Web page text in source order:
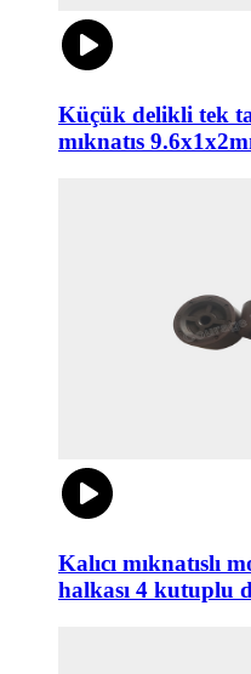
Küçük delikli tek
mıknatıs
Kalıcı mıknatıslı
halkası 4 kutuplu